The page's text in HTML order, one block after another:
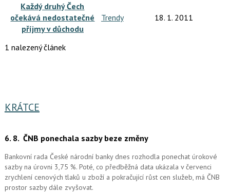
Každý druhý Čech
očekává nedostatečné
příjmy v důchodu
Trendy 18. 1. 2011
1 nalezený článek
KRÁTCE
6. 8. ČNB ponechala sazby beze změny
Bankovní rada České národní banky dnes rozhodla ponechat úrokové
sazby na úrovni 3,75 %. Poté, co předběžná data ukázala v červenci
zrychlení cenových tlaků u zboží a pokračující růst cen služeb, má ČNB
prostor sazby dále zvyšovat.